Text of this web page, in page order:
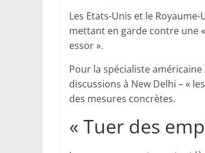
Les Etats-Unis et le
mettant en garde contre une
essor ».
Pour la spécialiste
discussions à New Delhi – «
des mesures concrètes.
« Tuer des